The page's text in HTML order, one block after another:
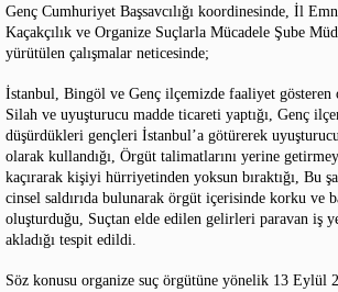
Genç Cumhuriyet Başsavcılığı koordinesinde, İl
Kaçakçılık ve Organize Suçlarla Mücadele Şube
yürütülen çalışmalar neticesinde;
İstanbul, Bingöl ve Genç ilçemizde faaliyet gösteren
Silah ve uyuşturucu madde ticareti yaptığı, Genç
düşürdükleri gençleri İstanbul’a götürerek uyuşturucu
olarak kullandığı, Örgüt talimatlarını yerine
kaçırarak kişiyi hürriyetinden yoksun bıraktığı, Bu
cinsel saldırıda bulunarak örgüt içerisinde korku ve
oluşturduğu, Suçtan elde edilen gelirleri paravan iş
akladığı tespit edildi.
Söz konusu organize suç örgütüne yönelik 13 Eylül